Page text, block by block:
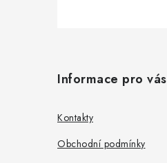
Informace pro vás
Kontakty
Obchodní podmínky